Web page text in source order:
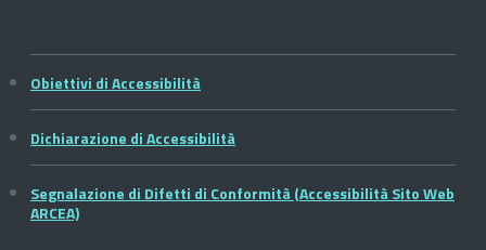
Obiettivi di Accessibilità
Dichiarazione di Accessibilità
Segnalazione di Difetti di Conformità (Accessibilità Sito Web
ARCEA)